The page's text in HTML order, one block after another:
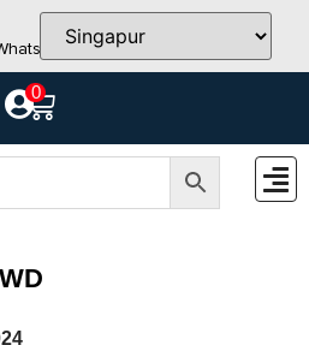
info@teutschtech.com
0